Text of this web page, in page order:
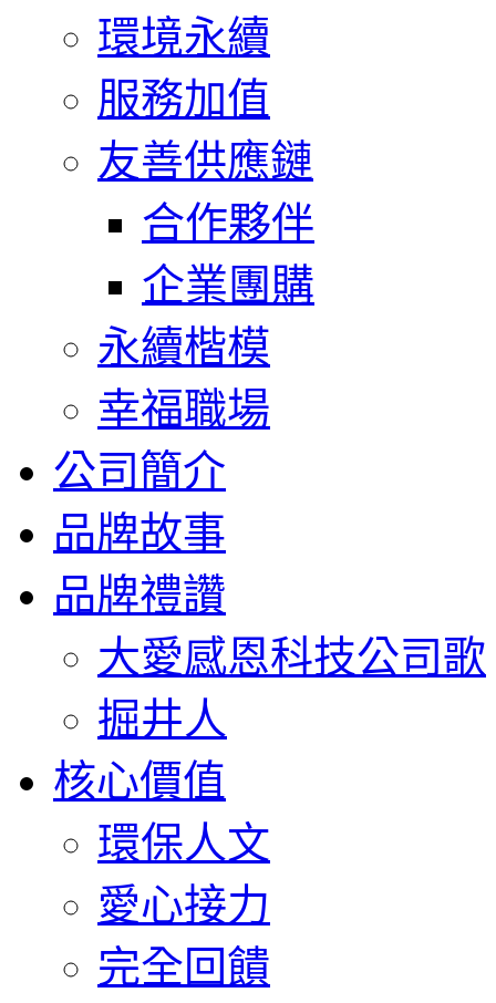
環境永續
服務加值
友善供應鏈
合作夥伴
企業團購
永續楷模
幸福職場
公司簡介
品牌故事
品牌禮讚
大愛感恩科技公司歌
掘井人
核心價值
環保人文
愛心接力
完全回饋